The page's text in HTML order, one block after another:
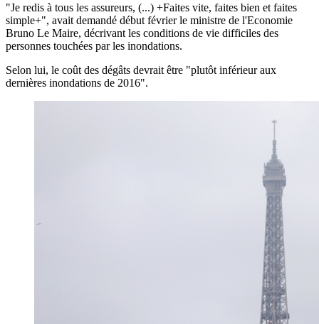
"Je redis à tous les assureurs, (...) +Faites vite, faites bien et faites
simple+", avait demandé début février le ministre de l'Economie
Bruno Le Maire, décrivant les conditions de vie difficiles des
personnes touchées par les inondations.
Selon lui, le coût des dégâts devrait être "plutôt inférieur aux
dernières inondations de 2016".